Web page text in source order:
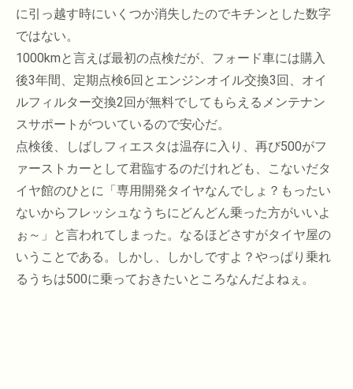
に引っ越す時にいくつか消失したのでキチンとした数字
ではない。
1000kmと言えば最初の点検だが、フォード車には購入
後3年間、定期点検6回とエンジンオイル交換3回、オイ
ルフィルター交換2回が無料でしてもらえるメンテナン
スサポートがついているので安心だ。
点検後、しばしフィエスタは温存に入り、再び500がフ
ァーストカーとして君臨するのだけれども、こないだタ
イヤ館のひとに「専用開発タイヤなんでしょ？もったい
ないからフレッシュなうちにどんどん乗った方がいいよ
ぉ～」と言われてしまった。なるほどさすがタイヤ屋の
いうことである。しかし、しかしですよ？やっぱり乗れ
るうちは500に乗っておきたいところなんだよねぇ。